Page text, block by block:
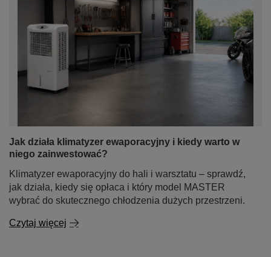
Jak działa klimatyzer ewaporacyjny i kiedy warto w
niego zainwestować?
Klimatyzer ewaporacyjny do hali i warsztatu – sprawdź,
jak działa, kiedy się opłaca i który model MASTER
wybrać do skutecznego chłodzenia dużych przestrzeni.
Czytaj więcej